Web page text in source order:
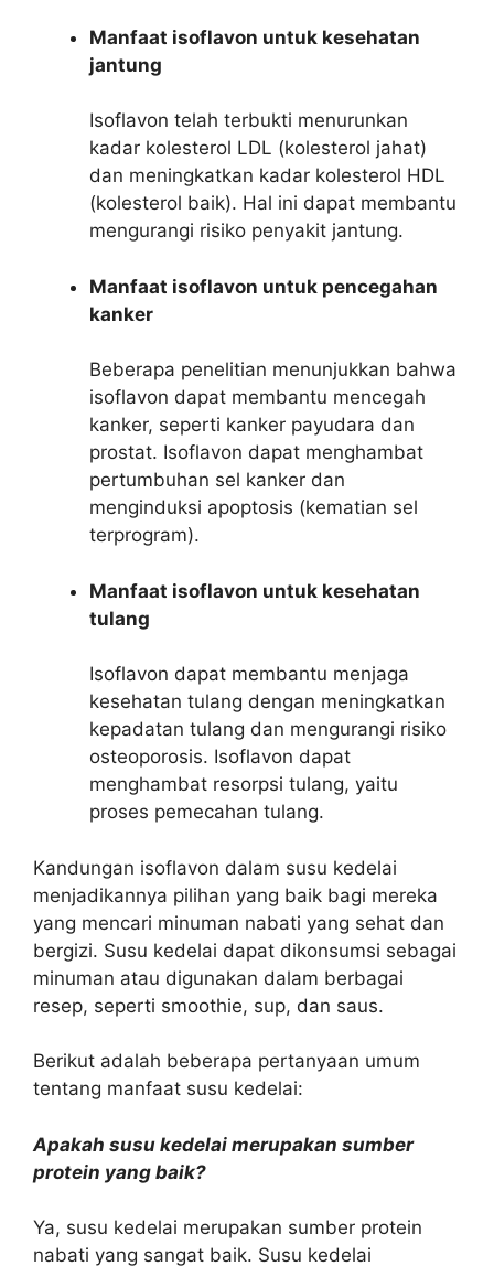
Manfaat isoflavon untuk kesehatan
jantung
Isoflavon telah terbukti menurunkan
kadar kolesterol LDL (kolesterol jahat)
dan meningkatkan kadar kolesterol HDL
(kolesterol baik). Hal ini dapat membantu
mengurangi risiko penyakit jantung.
Manfaat isoflavon untuk pencegahan
kanker
Beberapa penelitian menunjukkan bahwa
isoflavon dapat membantu mencegah
kanker, seperti kanker payudara dan
prostat. Isoflavon dapat menghambat
pertumbuhan sel kanker dan
menginduksi apoptosis (kematian sel
terprogram).
Manfaat isoflavon untuk kesehatan
tulang
Isoflavon dapat membantu menjaga
kesehatan tulang dengan meningkatkan
kepadatan tulang dan mengurangi risiko
osteoporosis. Isoflavon dapat
menghambat resorpsi tulang, yaitu
proses pemecahan tulang.
Kandungan isoflavon dalam susu kedelai
menjadikannya pilihan yang baik bagi mereka
yang mencari minuman nabati yang sehat dan
bergizi. Susu kedelai dapat dikonsumsi sebagai
minuman atau digunakan dalam berbagai
resep, seperti smoothie, sup, dan saus.
Berikut adalah beberapa pertanyaan umum
tentang manfaat susu kedelai:
Apakah susu kedelai merupakan sumber
protein yang baik?
Ya, susu kedelai merupakan sumber protein
nabati yang sangat baik. Susu kedelai